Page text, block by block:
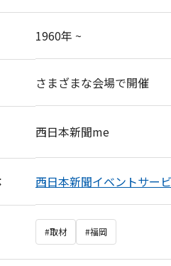
1960年 ~
さまざまな会場で開催
西日本新聞me
西日本新聞イベントサー
#取材 #福岡